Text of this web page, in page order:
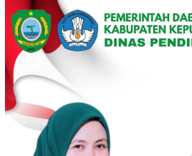
Loncat
konten